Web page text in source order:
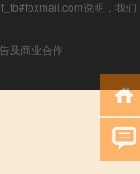
说明，我们
及商业合作